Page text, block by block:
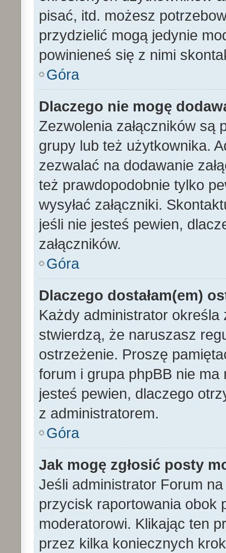
pisać, itd. możesz
przydzielić mogą jedynie
powinieneś się z nimi
Góra
Dlaczego nie mogę
Zezwolenia załączników są
grupy lub też użytkownika.
zezwalać na dodawanie
też prawdopodobnie tylko
wysyłać załączniki.
jeśli nie jesteś pewien,
załączników.
Góra
Dlaczego dostałam(em)
Każdy administrator
stwierdzą, że naruszasz
ostrzeżenie. Proszę
forum i grupa phpBB nie
jesteś pewien, dlaczego
z administratorem.
Góra
Jak mogę zgłosić posty
Jeśli administrator Forum
przycisk raportowania obok
moderatorowi. Klikając ten
przez kilka koniecznych